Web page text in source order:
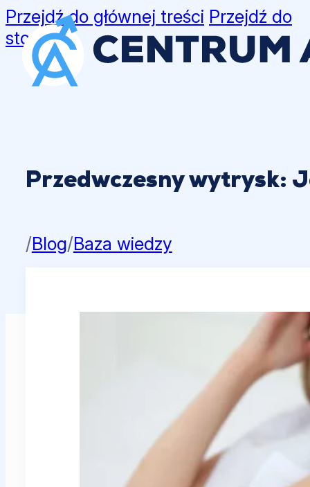
Przejdź do głównej treści Przejdź do
stopki
Przedwczesny wytrysk:
/Blog/Baza wiedzy